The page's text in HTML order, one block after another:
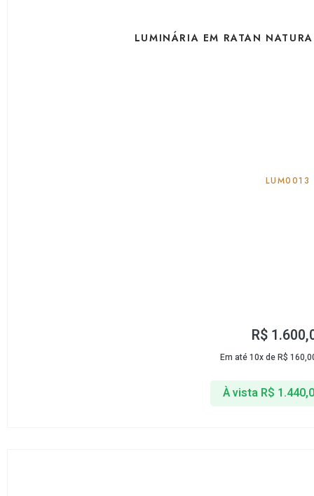
LUMINÁRIA EM RATAN
LUM0013
R$
Em até 10x deR$
À vista R$